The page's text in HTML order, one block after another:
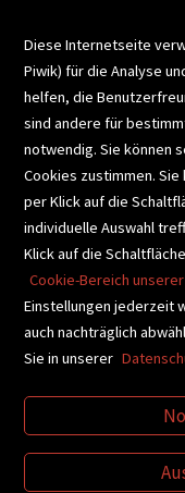
VIDEO-TIPPS
VERTRAG
Diese Internetseite
Piwik) für die Analyse
helfen, die
sind andere für
notwendig. Sie können
Cookies zustimmen.
per Klick auf die
individuelle Auswahl
Klick auf die
Cookie-Bereich
Einstellungen jederzeit
auch nachträglich
Sie in unserer